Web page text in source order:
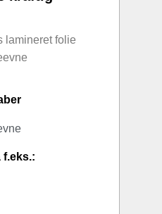
lamineret folie
f.eks.: